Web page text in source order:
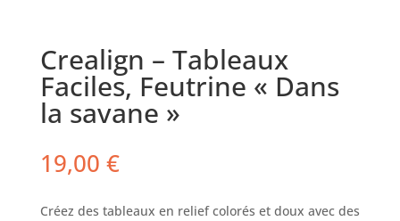
Crealign – Tableaux
Faciles, Feutrine « Dans
la savane »
19,00 €
Créez des tableaux en relief colorés et doux avec des